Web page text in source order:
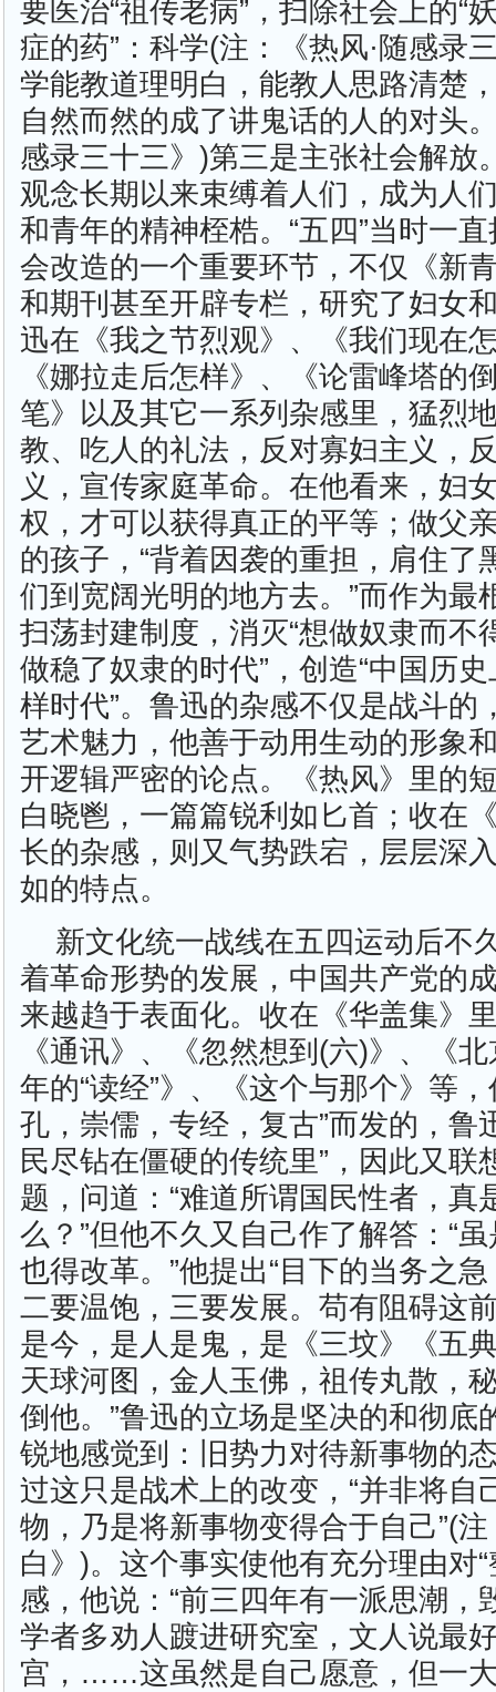
要医治“祖传老病”，扫除社会上的“
症的药”：科学(注：《热风·随感录
学能教道理明白，能教人思路清楚
自然而然的成了讲鬼话的人的对头
感录三十三》)第三是主张社会解放
观念长期以来束缚着人们，成为
和青年的精神桎梏。“五四”当时一
会改造的一个重要环节，不仅《新
和期刊甚至开辟专栏，研究了妇女
迅在《我之节烈观》、《我们现在
《娜拉走后怎样》、《论雷峰塔的
笔》以及其它一系列杂感里，猛烈
教、吃人的礼法，反对寡妇主义，
义，宣传家庭革命。在他看来，妇
权，才可以获得真正的平等；做父
的孩子，“背着因袭的重担，肩住了
们到宽阔光明的地方去。”而作为最
扫荡封建制度，消灭“想做奴隶而不
做稳了奴隶的时代”，创造“中国历
样时代”。鲁迅的杂感不仅是战斗的
艺术魅力，他善于动用生动的形象
开逻辑严密的论点。《热风》里的
白晓鬯，一篇篇锐利如匕首；收在
长的杂感，则又气势跌宕，层层深
如的特点。
新文化统一战线在五四运动后不
着革命形势的发展，中国共产党的
来越趋于表面化。收在《华盖集》
《通讯》、《忽然想到(六)》、《
年的“读经”》、《这个与那个》等
孔，崇儒，专经，复古”而发的，鲁
民尽钻在僵硬的传统里”，因此又联
题，问道：“难道所谓国民性者，真
么？”但他不久又自己作了解答：“
也得改革。”他提出“目下的当务之
二要温饱，三要发展。苟有阻碍这
是今，是人是鬼，是《三坟》《五
天球河图，金人玉佛，祖传丸散，
倒他。”鲁迅的立场是坚决的和彻底
锐地感觉到：旧势力对待新事物的
过这只是战术上的改变，“并非将自
物，乃是将新事物变得合于自己”(
白》)。这个事实使他有充分理由对
感，他说：“前三四年有一派思潮，
学者多劝人踱进研究室，文人说最
宫，……这虽然是自己愿意，但一